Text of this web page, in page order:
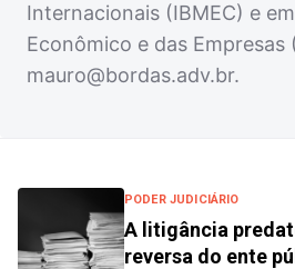
Internacionais (IBMEC) e
Econômico e das Empresas
mauro@bordas.adv.br.
PODER JUDICIÁRIO
A litigância
reversa do ente